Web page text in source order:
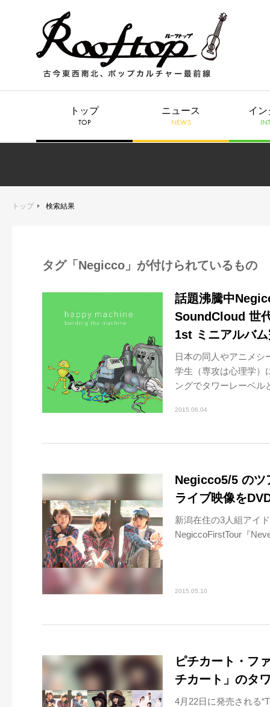
トップ
TOP
ニュース
NEWS
イン
トップ 検索結果
タグ「Negicco」が付けられているもの
話題沸騰中
SoundCloud 世
1st ミニアルバ
日本の同人やアニメシ
学生（専攻は心理学）
ングでタワーレーベル
2015.06.04
Negicco5/5 のツ
ライブ映像を
新潟在住の3人組アイ
NegiccoFirstTour『
2015.05.10
ピチカート・フ
チカート」のタ
4月22日に発売される